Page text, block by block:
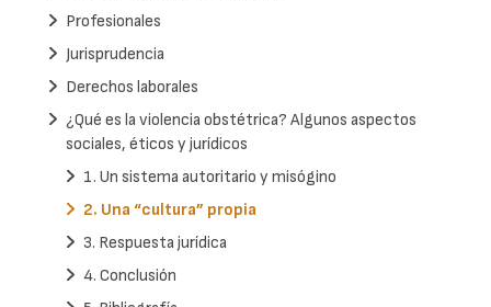
Profesionales
Jurisprudencia
Derechos laborales
¿Qué es la violencia obstétrica? Algunos aspectos
sociales, éticos y jurídicos
1. Un sistema autoritario y misógino
2. Una “cultura” propia
3. Respuesta jurídica
4. Conclusión